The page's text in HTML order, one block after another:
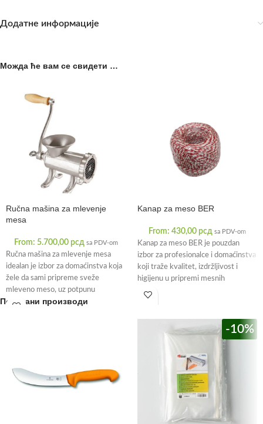
Додатне информације
Можда ће вам се свидети …
Ručna mašina za mlevenje
mesa
From: 5.700,00 рсд sa PDV-om
Ručna mašina za mlevenje mesa
idealan je izbor za domaćinstva koja
žele da sami pripreme sveže
mleveno meso, uz potpunu
Kanap za meso BER
From: 430,00 рсд sa PDV-om
Kanap za meso BER je pouzdan
izbor za profesionalce i domaćinstva
koji traže kvalitet, izdržljivost i
higijenu u pripremi mesnih
Повезани производи
-10%